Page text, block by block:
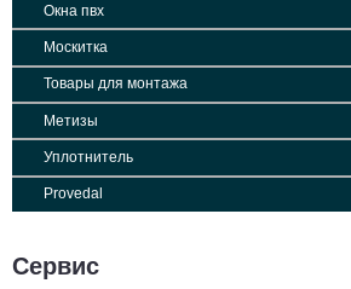
Окна пвх
Москитка
Товары для монтажа
Метизы
Уплотнитель
Provedal
Сервис